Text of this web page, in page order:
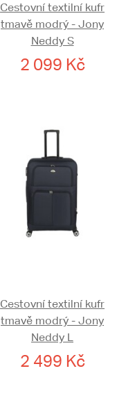
Cestovní textilní kufr
tmavě modrý - Jony
Neddy S
2 099 Kč
Cestovní textilní kufr
tmavě modrý - Jony
Neddy L
2 499 Kč